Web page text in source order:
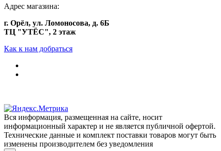
Адрес магазина:
г. Орёл, ул. Ломоносова, д. 6Б
ТЦ "УТЁС", 2 этаж
Как к нам добраться
Вся информация, размещенная на сайте, носит
информационный характер и не является публичной офертой.
Технические данные и комплект поставки товаров могут быть
изменены производителем без уведомления